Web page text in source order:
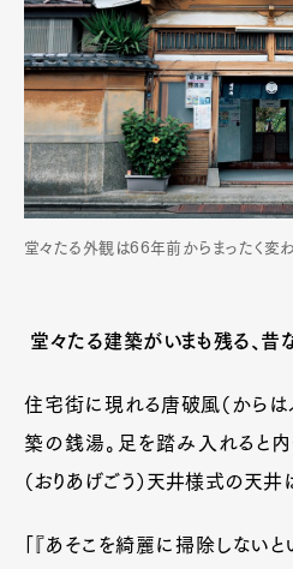
堂々たる外観は66年前からまったく変わ
堂々たる建築がいまも残る、昔
住宅街に現れる唐破風（から
築の銭湯。足を踏み入れると
（おりあげごう）天井様式の天井
「『あそこを綺麗に掃除しない